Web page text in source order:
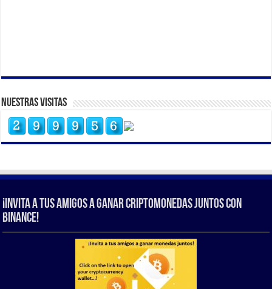
Nuestras Visitas
¡Invita a tus amigos a ganar criptomonedas juntos con
Binance!